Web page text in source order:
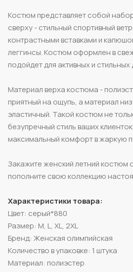
Костюм представляет собой
сверху - стильный спортивный
контрастными вставками и
леггинсы. Костюм оформлен в
подойдет для активных и стильных
Материал верха костюма -
приятный на ощупь, а материал
эластичный. Такой костюм не
безупречный стиль ваших
максимальный комфорт в жаркую
Закажите женский летний костюм
пополните свою коллекцию
Характеристики товара:
Цвет: серый*880
Размер: M, L, XL, 2XL
Бренд: Женская олимпийская
Количество в упаковке: 1 штука
Материал: полиэстер